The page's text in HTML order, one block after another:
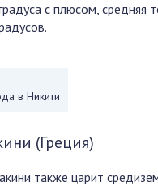
с плюсом, средняя
в Никити
(Греция)
также царит